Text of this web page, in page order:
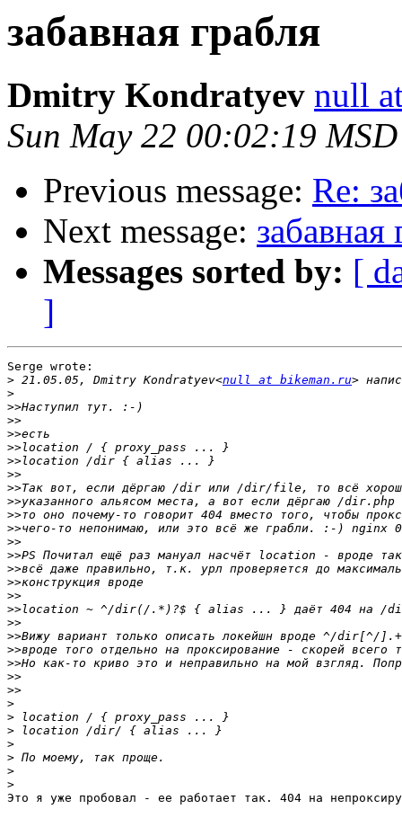
забавная грабля
Dmitry Kondratyev null
Sun May 22 00:02:19
Previous message: Re:
Next message: забавная
Messages sorted by: [
]
Serge wrote:
> 21.05.05, Dmitry Kondratyev<null at bikeman.ru
>
>>
>>
>>
>>
>>
>>
>>
>>
>>
>>
>>
>>
>>
>>
>>
>>
>>
>>
>>
>>
>>
>>
>
>
>
>
>
>
>
Это я уже пробовал - ее работает так. 404 на